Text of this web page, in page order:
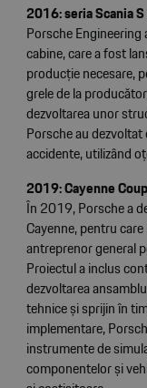
2016: seria Scania
Porsche
cabine, care a fost
producție necesare,
grele de la
dezvoltarea unor
Porsche au
accidente, utilizând
2019: Cayenne
În 2019, Porsche a
Cayenne, pentru
antreprenor general
Proiectul a inclus
dezvoltarea
tehnice și sprijin în
implementare,
instrumente de
componentelor și